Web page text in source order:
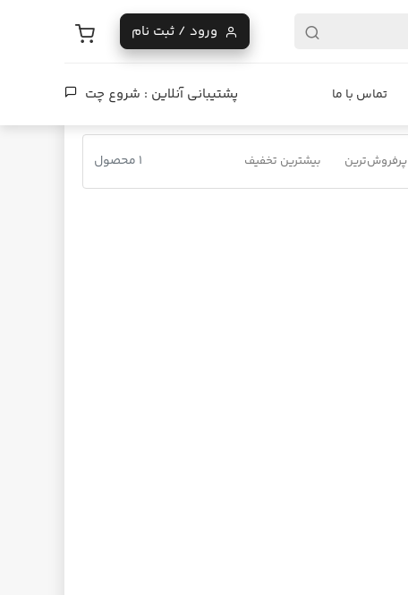
ورود / ثبت نام
تماس با ما پشتیبانی آنلاین : شروع چت
پرفروش‌ترین بیشترین تخفیف 1 محصول